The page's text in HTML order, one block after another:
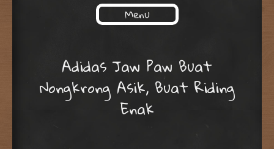
Menu
Adidas Jaw Paw Buat
Nongkrong Asik, Buat Riding
Enak